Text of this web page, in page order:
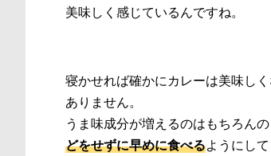
美味しく感じているんですね。
寝かせれば確かにカレーは美味し
ありません。
うま味成分が増えるのはもちろん
どをせずに早めに食べるようにして